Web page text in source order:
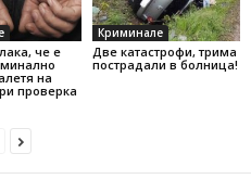
че е
на
проверка
Криминале
Две катастрофи, трима
пострадали в болница!